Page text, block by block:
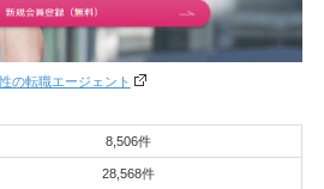
の転職エージェント
8,506件
28,568件